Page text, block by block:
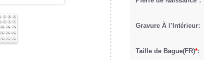
Gravure À l’Intérieur:
Taille de Bague(FR)*: